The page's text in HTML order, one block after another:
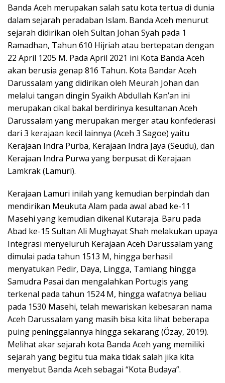
Banda Aceh merupakan salah satu kota tertua di dunia
dalam sejarah peradaban Islam. Banda Aceh menurut
sejarah didirikan oleh Sultan Johan Syah pada 1
Ramadhan, Tahun 610 Hijriah atau bertepatan dengan
22 April 1205 M. Pada April 2021 ini Kota Banda Aceh
akan berusia genap 816 Tahun. Kota Bandar Aceh
Darussalam yang didirikan oleh Meurah Johan dan
melalui tangan dingin Syaikh Abdullah Kan’an ini
merupakan cikal bakal berdirinya kesultanan Aceh
Darussalam yang merupakan merger atau konfederasi
dari 3 kerajaan kecil lainnya (Aceh 3 Sagoe) yaitu
Kerajaan Indra Purba, Kerajaan Indra Jaya (Seudu), dan
Kerajaan Indra Purwa yang berpusat di Kerajaan
Lamkrak (Lamuri).
Kerajaan Lamuri inilah yang kemudian berpindah dan
mendirikan Meukuta Alam pada awal abad ke-11
Masehi yang kemudian dikenal Kutaraja. Baru pada
Abad ke-15 Sultan Ali Mughayat Shah melakukan upaya
Integrasi menyeluruh Kerajaan Aceh Darussalam yang
dimulai pada tahun 1513 M, hingga berhasil
menyatukan Pedir, Daya, Lingga, Tamiang hingga
Samudra Pasai dan mengalahkan Portugis yang
terkenal pada tahun 1524 M, hingga wafatnya beliau
pada 1530 Masehi, telah mewariskan kebesaran nama
Aceh Darussalam yang masih bisa kita lihat beberapa
puing peninggalannya hingga sekarang (Özay, 2019).
Melihat akar sejarah kota Banda Aceh yang memiliki
sejarah yang begitu tua maka tidak salah jika kita
menyebut Banda Aceh sebagai “Kota Budaya”.